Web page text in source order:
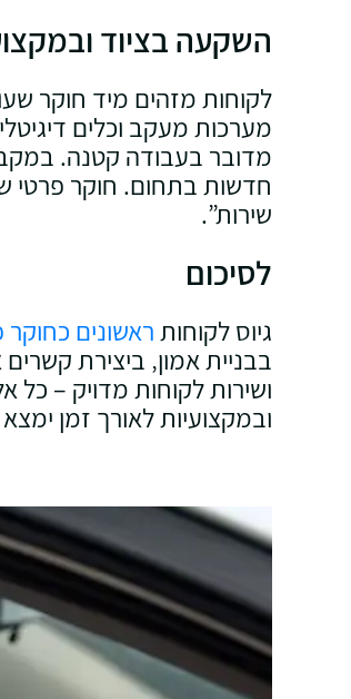
השקעה בציוד
לקוחות מזהים מיד חוקר
מערכות מעקב וכלים
מדובר בעבודה קטנה.
חדשות בתחום. חוקר פרטי
שירות”.
לסיכום
גיוס לקוחותראשונים כחוקר
בבניית אמון‚ ביצירת
ושירות לקוחות מדויק – כל
ובמקצועיות לאורך זמן